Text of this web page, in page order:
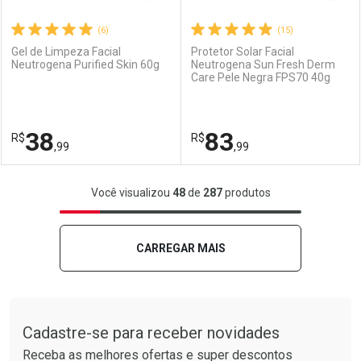
Comprar sem Desconto
Por R$ 186,99/cada
Por R$ 186,99/cada
Ativar Desconto
Comprar sem Desconto
Por R$ 58,99/cada
Por R$ 58,99/cada
(6)
Gel de Limpeza Facial
Neutrogena Purified Skin 60g
R$38,99
FECHAR
Laboratório
FECHAR
Por Menos
(15)
Protetor Solar Facial
Neutrogena Sun Fresh Derm
Care Pele Negra FPS70 40g
R$83,99
Laboratório
Por Menos
Você visualizou 48de 287produtos
CARREGAR MAIS
Cadastre-se para receber novidades
Receba as melhores ofertas e super descontos